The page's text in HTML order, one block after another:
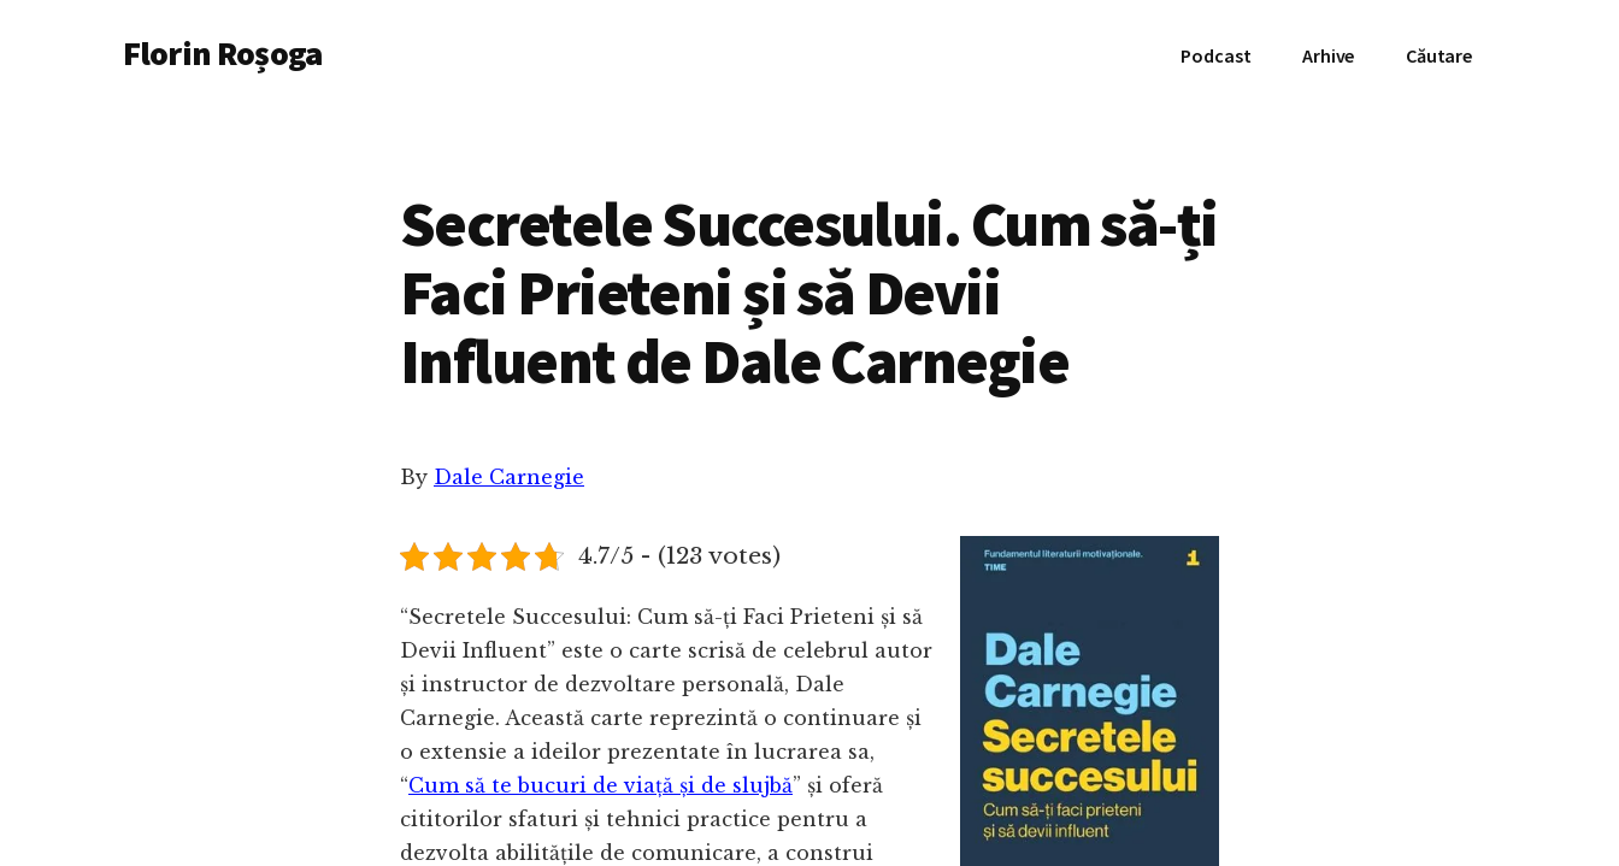
AdditionalFlorin Roșoga Podcast Arhive Căutare
Secretele Succesului. Cum să-ți
Faci Prieteni și să Devii
Influent de Dale Carnegie
By Dale Carnegie
4.7/5 - (123 votes)
“Secretele Succesului: Cum să-ți Faci Prieteni și să
Devii Influent” este o carte scrisă de celebrul autor
și instructor de dezvoltare personală, Dale
Carnegie. Această carte reprezintă o continuare și
o extensie a ideilor prezentate în lucrarea sa,
“Cum să te bucuri de viață și de slujbă” și oferă
cititorilor sfaturi și tehnici practice pentru a
dezvolta abilitățile de comunicare, a construi